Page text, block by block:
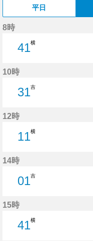
平日
8時
41横
10時
31吉
12時
11横
14時
01吉
15時
41横